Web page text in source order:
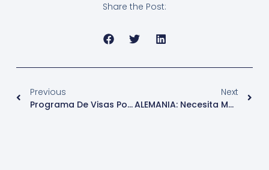
Share the Post:
Previous
Programa De Visas Por Diversidad – Loterías De Visas DV-2020 – EEUU
Next
ALEMANIA: Necesita Mano De Obra Calificada Y Ampliará Visas A Trabajadores Extranjeros